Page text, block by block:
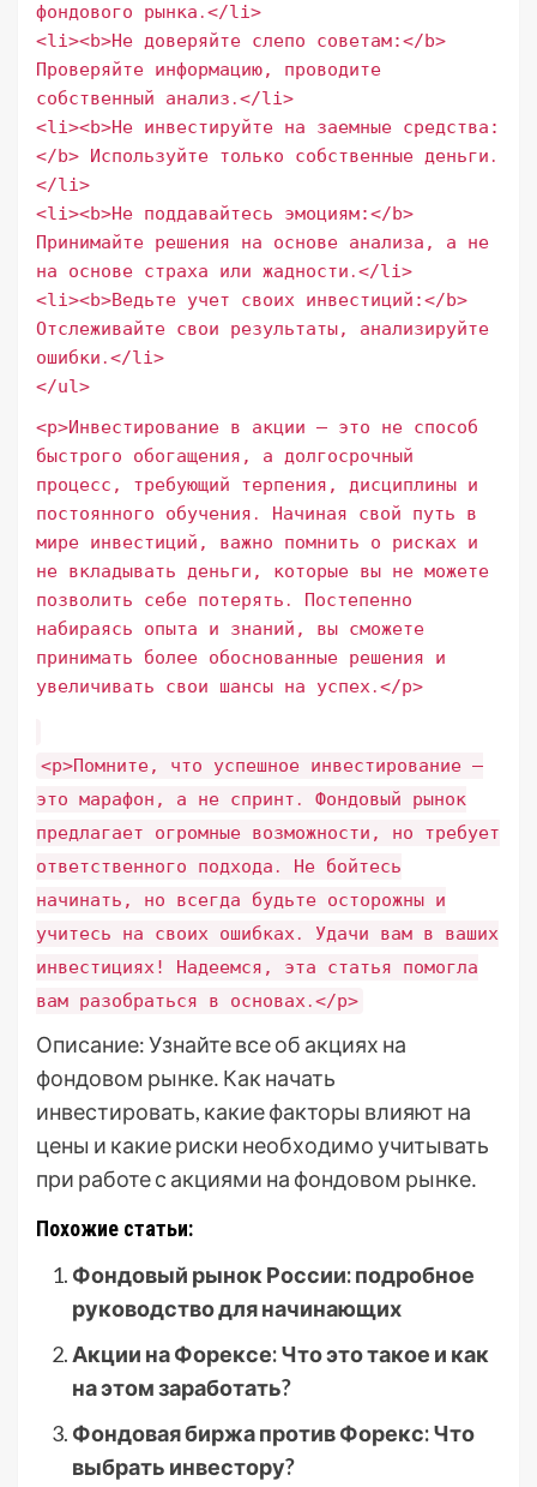
фондового рынка․</li>
<li><b>Не доверяйте слепо советам:</b>
Проверяйте информацию, проводите
собственный анализ․</li>
<li><b>Не инвестируйте на заемные средства:
</b> Используйте только собственные деньги․
</li>
<li><b>Не поддавайтесь эмоциям:</b>
Принимайте решения на основе анализа, а не
на основе страха или жадности․</li>
<li><b>Ведьте учет своих инвестиций:</b>
Отслеживайте свои результаты, анализируйте
ошибки․</li>
</ul>
<p>Инвестирование в акции – это не способ
быстрого обогащения, а долгосрочный
процесс, требующий терпения, дисциплины и
постоянного обучения․ Начиная свой путь в
мире инвестиций, важно помнить о рисках и
не вкладывать деньги, которые вы не можете
позволить себе потерять․ Постепенно
набираясь опыта и знаний, вы сможете
принимать более обоснованные решения и
увеличивать свои шансы на успех․</p>
<p>Помните, что успешное инвестирование –
это марафон, а не спринт․ Фондовый рынок
предлагает огромные возможности, но требует
ответственного подхода․ Не бойтесь
начинать, но всегда будьте осторожны и
учитесь на своих ошибках․ Удачи вам в ваших
инвестициях! Надеемся, эта статья помогла
вам разобраться в основах․</p>
Описание: Узнайте все об акциях на
фондовом рынке․ Как начать
инвестировать, какие факторы влияют на
цены и какие риски необходимо учитывать
при работе с акциями на фондовом рынке․
Похожие статьи:
Фондовый рынок России: подробное
руководство для начинающих
Акции на Форексе: Что это такое и как
на этом заработать?
Фондовая биржа против Форекс: Что
выбрать инвестору?